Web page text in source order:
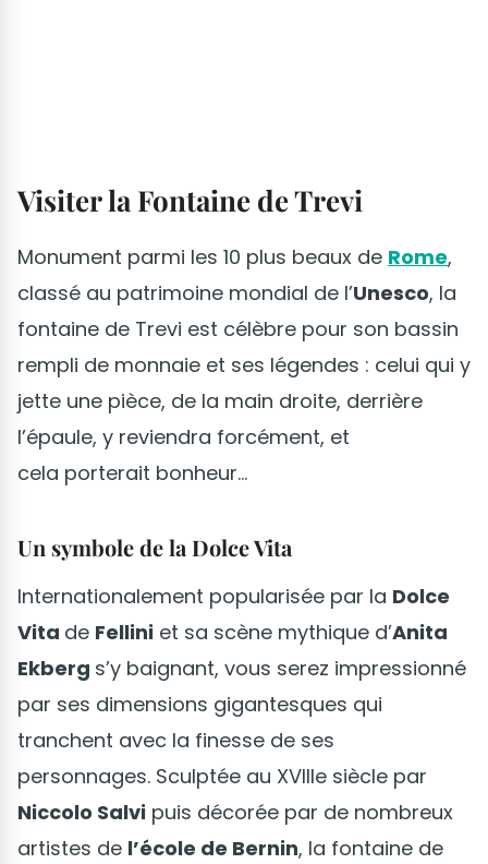
Visiter la Fontaine de Trevi
Monument parmi les 10 plus beaux de Rome,
classé au patrimoine mondial de l’Unesco, la
fontaine de Trevi est célèbre pour son bassin
rempli de monnaie et ses légendes : celui qui y
jette une pièce, de la main droite, derrière
l’épaule, y reviendra forcément, et
cela porterait bonheur…
Un symbole de la Dolce Vita
Internationalement popularisée par la Dolce
Vita de Fellini et sa scène mythique d’Anita
Ekberg s’y baignant, vous serez impressionné
par ses dimensions gigantesques qui
tranchent avec la finesse de ses
personnages. Sculptée au XVIIIe siècle par
Niccolo Salvi puis décorée par de nombreux
artistes de l’école de Bernin, la fontaine de